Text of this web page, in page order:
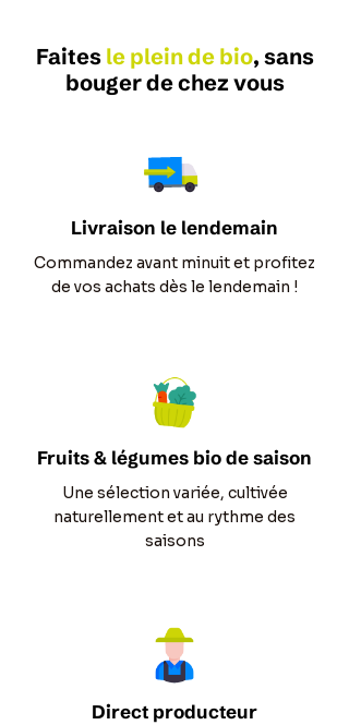
Faites le plein de bio, sans
bouger de chez vous
Livraison le lendemain
Commandez avant minuit et profitez
de vos achats dès le lendemain !
Fruits & légumes bio de saison
Une sélection variée, cultivée
naturellement et au rythme des
saisons
Direct producteur